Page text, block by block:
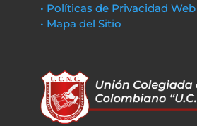
• Políticas de Privacidad Web
• Mapa del Sitio